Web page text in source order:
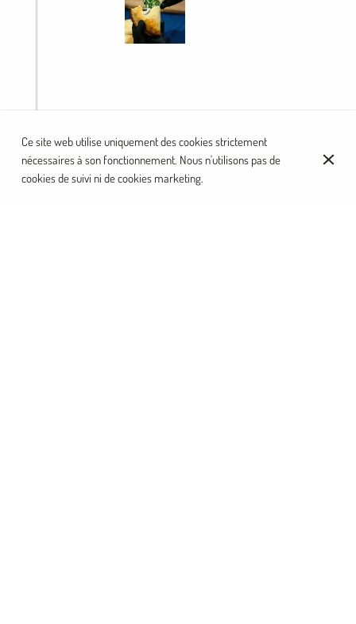
JANV. 2024
Ouverture de
Tres Hermanos
Ce site web utilise uniquement des cookies strictement
nécessaires à son fonctionnement. Nous n'utilisons pas de
cookies de suivi ni de cookies marketing.